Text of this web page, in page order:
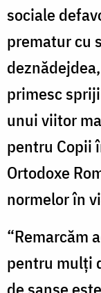
sociale
prematur cu
primesc
unui viitor
pentru Copii
Ortodoxe
normelor în
“Remarcăm
pentru mulţi
de şanse